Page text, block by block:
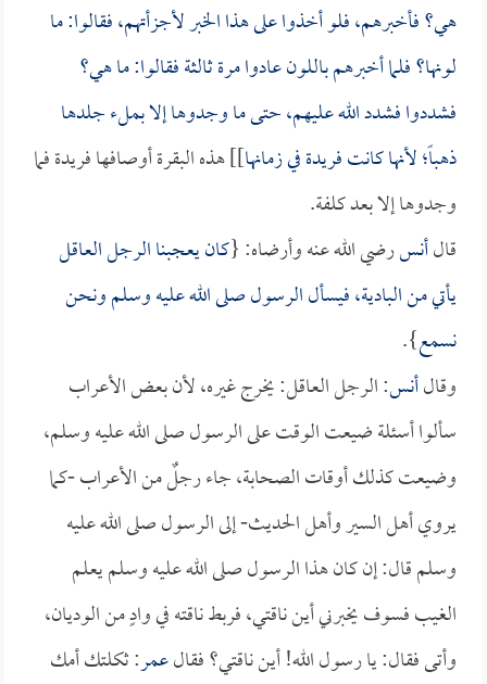
هي؟ فأخبرهم، فلو أخذوا على هذا الخبر لأجزأتهم، فقالوا: ما
لونها؟ فلما أخبرهم باللون عادوا مرة ثالثة فقالوا: ما هي؟
فشددوا فشدد الله عليهم، حتى ما وجدوها إلا بملء جلدها
ذهباً؛ لأنها كانت فريدة في زمانها]] هذه البقرة أوصافها فريدة فما
وجدوها إلا بعد كلفة.
قالأنسرضي الله عنه وأرضاه: {كان يعجبنا الرجل العاقل
يأتي من البادية، فيسأل الرسول صلى الله عليه وسلم ونحن
نسمع}.
وقالأنس: الرجل العاقل: يخرج غيره، لأن بعض الأعراب
سألوا أسئلة ضيعت الوقت على الرسول صلى الله عليه وسلم،
وضيعت كذلك أوقات الصحابة، جاء رجلٌ من الأعراب -كما
يروي أهل السير وأهل الحديث- إلى الرسول صلى الله عليه
وسلم قال: إن كان هذا الرسول صلى الله عليه وسلم يعلم
الغيب فسوف يخبرني أين ناقتي، فربط ناقته في وادٍ من الوديان،
وأتى فقال: يا رسول الله! أين ناقتي؟ فقالعمر: ثكلتك أمك